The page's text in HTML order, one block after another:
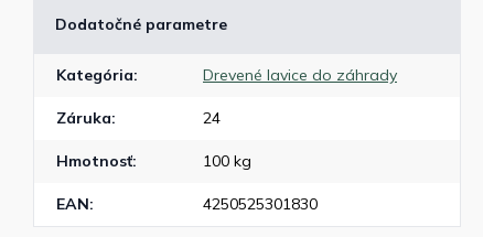
Dodatočné parametre
Kategória: Drevené lavice do záhrady
Záruka: 24
Hmotnosť: 100 kg
EAN: 4250525301830